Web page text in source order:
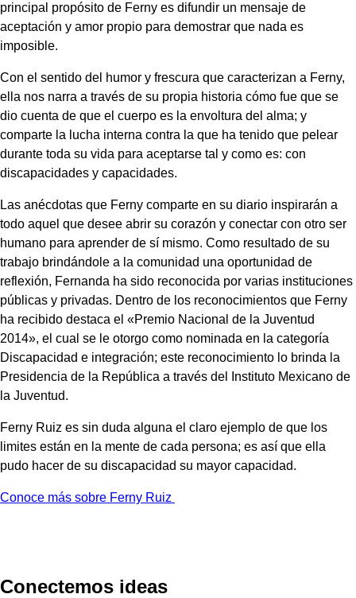
principal propósito de Ferny es difundir un mensaje de
aceptación y amor propio para demostrar que nada es
imposible.
Con el sentido del humor y frescura que caracterizan a Ferny,
ella nos narra a través de su propia historia cómo fue que se
dio cuenta de que el cuerpo es la envoltura del alma; y
comparte la lucha interna contra la que ha tenido que pelear
durante toda su vida para aceptarse tal y como es: con
discapacidades y capacidades.
Las anécdotas que Ferny comparte en su diario inspirarán a
todo aquel que desee abrir su corazón y conectar con otro ser
humano para aprender de sí mismo. Como resultado de su
trabajo brindándole a la comunidad una oportunidad de
reflexión, Fernanda ha sido reconocida por varias instituciones
públicas y privadas. Dentro de los reconocimientos que Ferny
ha recibido destaca el «Premio Nacional de la Juventud
2014», el cual se le otorgo como nominada en la categoría
Discapacidad e integración; este reconocimiento lo brinda la
Presidencia de la República a través del Instituto Mexicano de
la Juventud.
Ferny Ruiz es sin duda alguna el claro ejemplo de que los
limites están en la mente de cada persona; es así que ella
pudo hacer de su discapacidad su mayor capacidad.
Conoce más sobre Ferny Ruiz
Conectemos ideas